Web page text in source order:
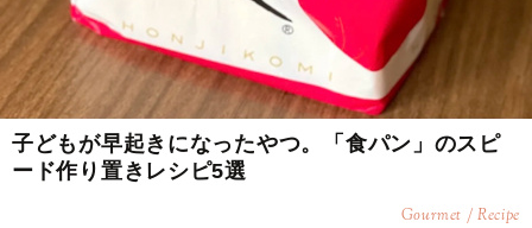
子どもが早起きになったやつ。「食パン」のスピ
ード作り置きレシピ5選
Gourmet / Recipe